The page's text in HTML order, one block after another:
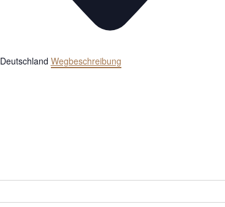
Deutschland Wegbeschreibung